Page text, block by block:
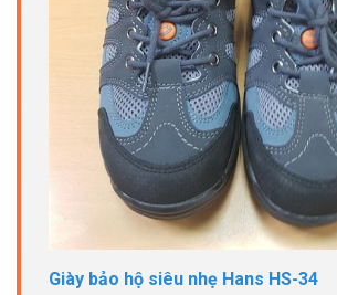
Giày bảo hộ siêu nhẹ Hans HS-34